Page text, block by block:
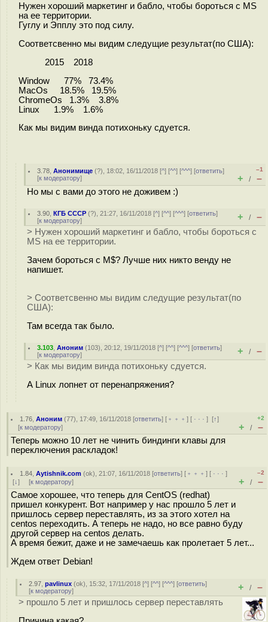
Нужен хороший маркетинг и бабло, чтобы бороться с MS
на ее территории.
Гуглу и Эпплу это под силу.
Соответсвенно мы видим следущие результат(по США):
2015 2018
Window 77% 73.4%
MacOs 18.5% 19.5%
ChromeOs 1.3% 3.8%
Linux 1.9% 1.6%
Как мы видим винда потихоньку сдуется.
3.78 ,Анонимище (?), 18:02, 16/11/2018 [^] [^^] [^^^] [ответить]
[к модератору]
–1
+ / –
Но мы с вами до этого не доживем :)
3.90 ,КГБ СССР (?), 21:27, 16/11/2018 [^] [^^] [^^^] [ответить]
[к модератору] + / –
> Нужен хороший маркетинг и бабло, чтобы бороться с
MS на ее территории.
Зачем бороться с M$? Лучше них никто венду не
напишет.
> Соответсвенно мы видим следущие результат(по
США):
Там всегда так было.
3.103 ,Аноним (103), 20:12, 19/11/2018 [^] [^^] [^^^] [ответить]
[к модератору] + / –
> Как мы видим винда потихоньку сдуется.
А Linux лопнет от перенапряжения?
1.76 ,Аноним (77), 17:49, 16/11/2018 [ответить] [ ﹢﹢﹢] [ · · ·][↑]
[к модератору]
+2
+ / –
Теперь можно 10 лет не чинить биндинги клавы для
переключения раскладок!
1.84 ,Aytishnik.com (ok), 21:07, 16/11/2018 [ответить] [ ﹢﹢﹢] [ · · ·]
[↓] [к модератору]
–2
+ / –
Самое хорошее, что теперь для CentOS (redhat)
пришел конкурент. Вот например у нас прошло 5 лет и
пришлось сервер переставлять, из за этого хотел на
centos переходить. А теперь не надо, но все равно буду
другой сервер на centos делать.
А время бежит, даже и не замечаешь как пролетает 5 лет...
Ждем ответ Debian!
2.97 ,pavlinux (ok), 15:32, 17/11/2018 [^] [^^] [^^^] [ответить]
[к модератору] + / –
> прошло 5 лет и пришлось сервер переставлять